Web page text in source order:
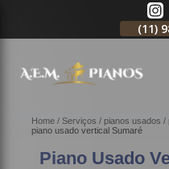
(11)
Home Serviços pianos usados
piano usado vertical Sumaré
Piano Usado